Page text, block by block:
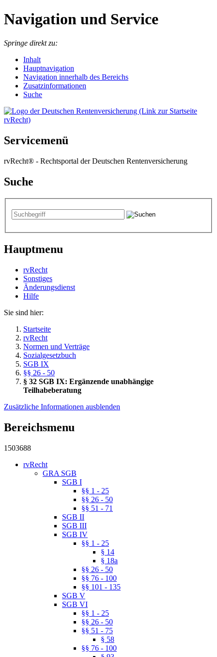
Navigation und Service
Springe direkt zu:
Inhalt
Hauptnavigation
Navigation innerhalb des Bereichs
Zusatzinformationen
Suche
Servicemenü
rvRecht® - Rechtsportal der Deutschen Rentenversicherung
Suche
Hauptmenu
rvRecht
Sonstiges
Änderungsdienst
Hil­fe
Sie sind hier:
Startseite
rvRecht
Normen und Verträge
Sozialgesetzbuch
SGB IX
§§ 26 - 50
§ 32 SGB IX: Ergänzende unabhängige
Teilhabeberatung
Zusätzliche Informationen ausblenden
Bereichsmenu
1503688
rvRecht
GRA SGB
SGB I
§§ 1 - 25
§§ 26 - 50
§§ 51 - 71
SGB II
SGB III
SGB IV
§§ 1 - 25
§ 14
§ 18a
§§ 26 - 50
§§ 76 - 100
§§ 101 - 135
SGB V
SGB VI
§§ 1 - 25
§§ 26 - 50
§§ 51 - 75
§ 58
§§ 76 - 100